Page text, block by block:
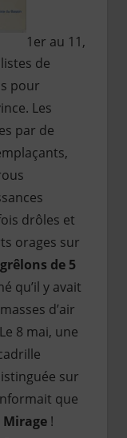
1er au 11,
de
pour
Les
par de
drôles et
orages sur
de 5
qu’il y avait
d’air
8 mai, une
sur
que
Mirage !